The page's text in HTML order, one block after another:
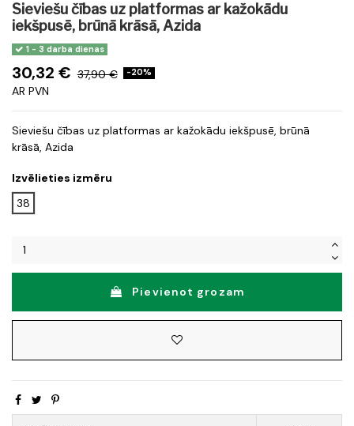
Sieviešu čības uz platformas ar kažokādu
iekšpusē, brūnā krāsā, Azida
1 - 3 darba dienas
30,32 € 37,90 € -20%
AR PVN
Sieviešu čības uz platformas ar kažokādu iekšpusē, brūnā
krāsā, Azida
Izvēlieties izmēru
38
Pievienot grozam